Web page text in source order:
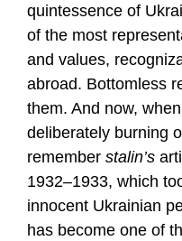
quintessence of
of the most
and values,
abroad. Bottomless
them. And now,
deliberately burning
remember stalin’s
1932–1933, which
innocent Ukrainian
has become one of